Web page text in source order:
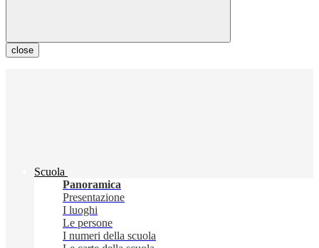
close
Scuola
Panoramica
Presentazione
I luoghi
Le persone
I numeri della scuola